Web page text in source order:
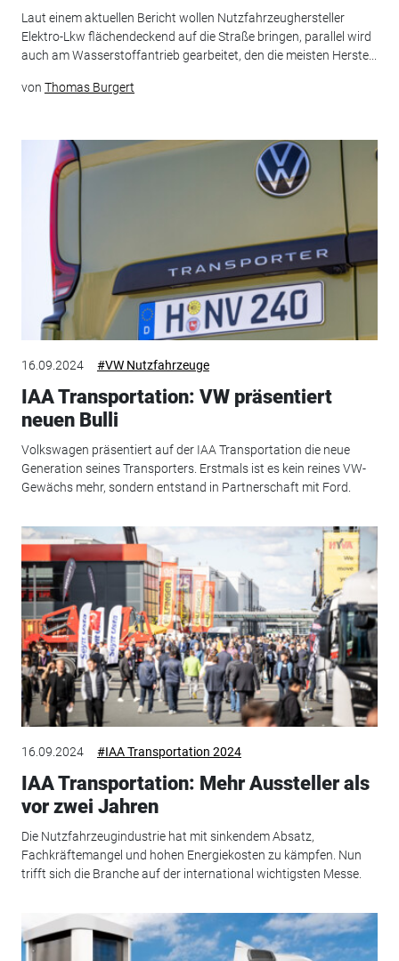
Laut einem aktuellen Bericht wollen Nutzfahrzeughersteller
Elektro-Lkw flächendeckend auf die Straße bringen, parallel wird
auch am Wasserstoffantrieb gearbeitet, den die meisten Herste...
von Thomas Burgert
16.09.2024 #VW Nutzfahrzeuge
IAA Transportation: VW präsentiert
neuen Bulli
Volkswagen präsentiert auf der IAA Transportation die neue
Generation seines Transporters. Erstmals ist es kein reines VW-
Gewächs mehr, sondern entstand in Partnerschaft mit Ford.
16.09.2024 #IAA Transportation 2024
IAA Transportation: Mehr Aussteller als
vor zwei Jahren
Die Nutzfahrzeugindustrie hat mit sinkendem Absatz,
Fachkräftemangel und hohen Energiekosten zu kämpfen. Nun
trifft sich die Branche auf der international wichtigsten Messe.